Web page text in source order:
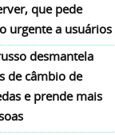
que pede
urgente a usuários
desmantela
de câmbio de
e prende mais